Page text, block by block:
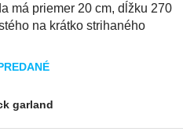
má priemer 20 cm, dĺžku 270
na krátko strihaného
garland